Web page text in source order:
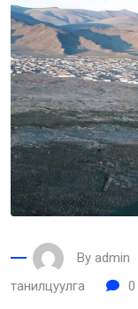
By admin
танилцуулга
0